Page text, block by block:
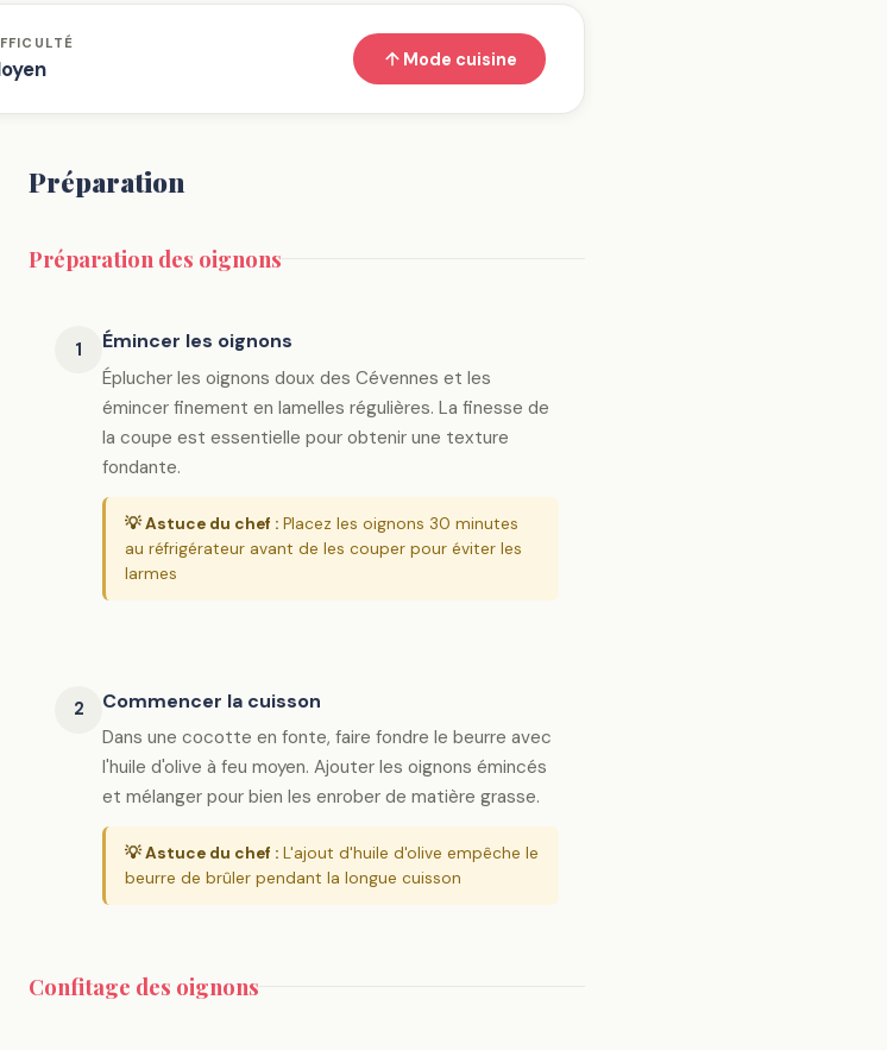
Mode cuisine
Préparation
Préparation des oignons
1 Émincer les oignons
Éplucher les oignons doux des Cévennes et les
émincer finement en lamelles régulières. La finesse de
la coupe est essentielle pour obtenir une texture
fondante.
💡 Astuce du chef : Placez les oignons 30 minutes
au réfrigérateur avant de les couper pour éviter les
larmes
2 Commencer la cuisson
Dans une cocotte en fonte, faire fondre le beurre avec
l'huile d'olive à feu moyen. Ajouter les oignons émincés
et mélanger pour bien les enrober de matière grasse.
💡 Astuce du chef : L'ajout d'huile d'olive empêche le
beurre de brûler pendant la longue cuisson
Confitage des oignons